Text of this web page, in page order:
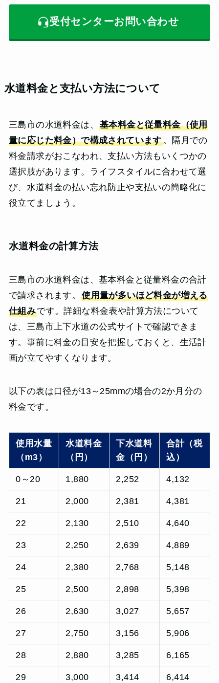
受付センターお問い合わせ
水道料金と支払い方法について
三島市の水道料金は、 基本料金と従量料金（使用
量に応じた料金）で構成されています。隔月での
料金請求がおこなわれ、支払い方法もいくつかの
選択肢があります。ライフスタイルに合わせて選
び、水道料金の払い忘れ防止や支払いの簡略化に
役立てましょう。
水道料金の計算方法
三島市の水道料金は、基本料金と従量料金の合計
で請求されます。使用量が多いほど料金が増える
仕組みです。詳細な料金表や計算方法について
は、三島市上下水道の公式サイトで確認できま
す。事前に料金の目安を把握しておくと、生活計
画が立てやすくなります。
以下の表は口径が13～25mmの場合の2か月分の
料金です。
使用水量
（m3）
水道料金
（円）
下水道料
金（円）
合計（税
込）
0～20 1,880 2,252 4,132
21 2,000 2,381 4,381
22 2,130 2,510 4,640
23 2,250 2,639 4,889
24 2,380 2,768 5,148
25 2,500 2,898 5,398
26 2,630 3,027 5,657
27 2,750 3,156 5,906
28 2,880 3,285 6,165
29 3,000 3,414 6,414